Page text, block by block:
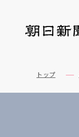
トップ